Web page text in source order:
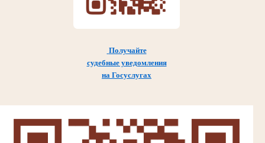
Получайте
судебные уведомления
на Госуслугах